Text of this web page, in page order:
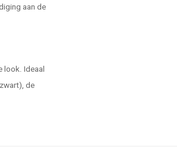
aan de
look. Ideaal
de